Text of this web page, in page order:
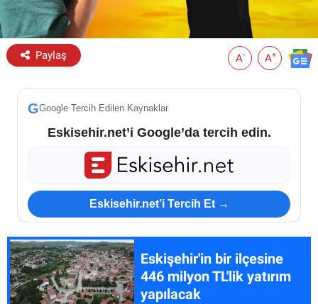
Paylaş A- A+
GGoogle Tercih Edilen Kaynaklar
Eskisehir.net’i Google’da tercih edin.
Eskisehir.net’i Tercih Et →
Eskişehir'in bir ilçesine
446 milyon TL'lik yatırım
yapılacak